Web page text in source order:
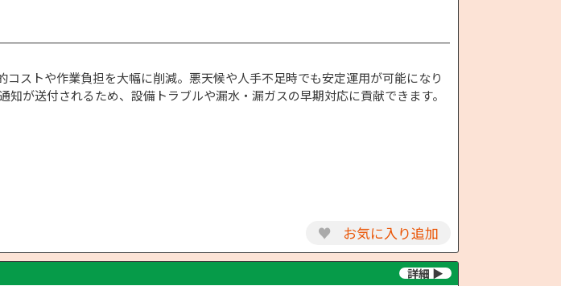
ストや作業負担を大幅に削減。悪天候や人手不足時でも安定運用が可能になり
知が送付されるため、設備トラブルや漏水・漏ガスの早期対応に貢献できます。
♥ お気に入り追加